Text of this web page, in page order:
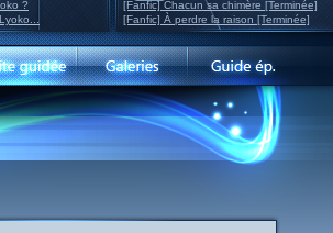
?
[Fanfic] Chacun sa chimère [Terminée]
[Fanfic] À perdre la raison [Terminée]